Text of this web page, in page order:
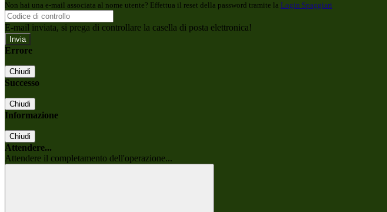
Non hai una e-mail associata al nome utente? Effettua il reset della password tramite la Login Spaggiari
E-mail inviata, si prega di controllare la casella di posta elettronica!
Errore
Chiudi
Successo
Chiudi
Informazione
Chiudi
Attendere...
Attendere il completamento dell'operazione...